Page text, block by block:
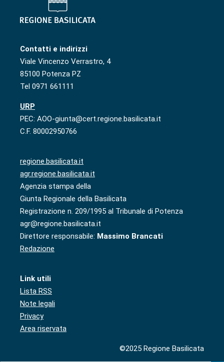
Contatti e indirizzi
Viale Vincenzo Verrastro, 4
85100 Potenza PZ
Tel 0971 661111
URP
PEC: AOO-giunta@cert.regione.basilicata.it
C.F. 80002950766
regione.basilicata.it
agr.regione.basilicata.it
Agenzia stampa della
Giunta Regionale della Basilicata
Registrazione n. 209/1995 al Tribunale di Potenza
agr@regione.basilicata.it
Direttore responsabile: Massimo Brancati
Redazione
Link utili
Lista RSS
Note legali
Privacy
Area riservata
©2025 Regione Basilicata